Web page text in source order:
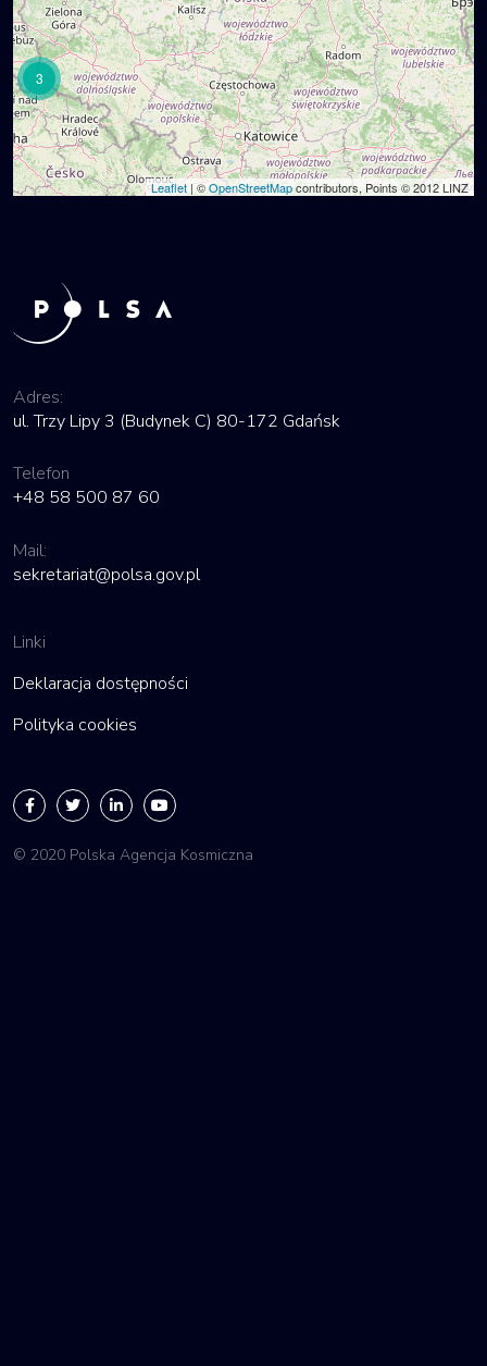
3
Leaflet| ©OpenStreetMapcontributors, Points © 2012 LINZ
Adres:
ul. Trzy Lipy 3 (Budynek C) 80-172 Gdańsk
Telefon
+48 58 500 87 60
Mail:
sekretariat@polsa.gov.pl
Linki
Deklaracja dostępności
Polityka cookies
© 2020 Polska Agencja Kosmiczna